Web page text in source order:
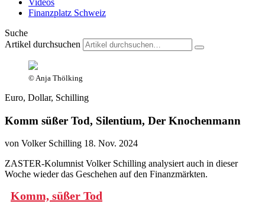
Videos
Finanzplatz Schweiz
Suche
Artikel durchsuchen
© Anja Thölking
Euro, Dollar, Schilling
Komm süßer Tod, Silentium, Der Knochenmann
von Volker Schilling 18. Nov. 2024
ZASTER-Kolumnist Volker Schilling analysiert auch in dieser
Woche wieder das Geschehen auf den Finanzmärkten.
Komm, süßer Tod